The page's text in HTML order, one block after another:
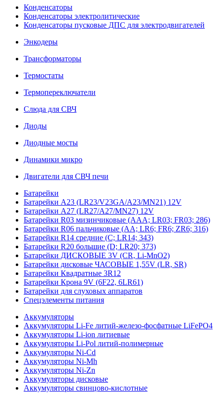
Конденсаторы
Конденсаторы электролитические
Конденсаторы пусковые ДПС для электродвигателей
Энкодеры
Трансформаторы
Термостаты
Термопереключатели
Слюда для СВЧ
Диоды
Диодные мосты
Динамики микро
Двигатели для СВЧ печи
Батарейки
Батарейки A23 (LR23/V23GA/A23/MN21) 12V
Батарейки A27 (LR27/A27/MN27) 12V
Батарейки R03 мизинчиковые (AAA; LR03; FR03; 286)
Батарейки R06 пальчиковые (AA; LR6; FR6; ZR6; 316)
Батарейки R14 средние (C; LR14; 343)
Батарейки R20 большие (D; LR20; 373)
Батарейки ДИСКОВЫЕ 3V (CR, Li-MnO2)
Батарейки дисковые ЧАСОВЫЕ 1,55V (LR, SR)
Батарейки Квадратные 3R12
Батарейки Крона 9V (6F22, 6LR61)
Батарейки для слуховых аппаратов
Спецэлементы питания
Аккумуляторы
Аккумуляторы Li-Fe литий-железо-фосфатные LiFePO4
Аккумуляторы Li-ion литиевые
Аккумуляторы Li-Pol литий-полимерные
Аккумуляторы Ni-Cd
Аккумуляторы Ni-Mh
Аккумуляторы Ni-Zn
Аккумуляторы дисковые
Аккумуляторы свинцово-кислотные